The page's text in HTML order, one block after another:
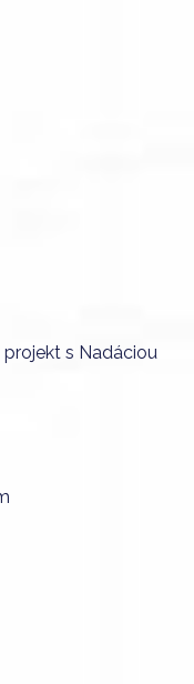
s Nadáciou